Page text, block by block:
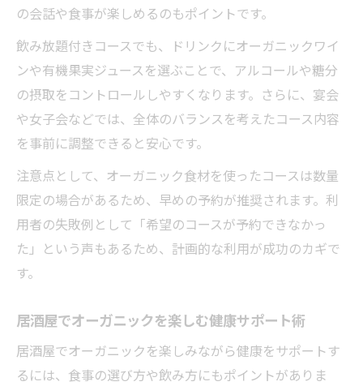
の会話や食事が楽しめるのもポイントです。
飲み放題付きコースでも、ドリンクにオーガニックワイ
ンや有機果実ジュースを選ぶことで、アルコールや糖分
の摂取をコントロールしやすくなります。さらに、宴会
や女子会などでは、全体のバランスを考えたコース内容
を事前に調整できると安心です。
注意点として、オーガニック食材を使ったコースは数量
限定の場合があるため、早めの予約が推奨されます。利
用者の失敗例として「希望のコースが予約できなかっ
た」という声もあるため、計画的な利用が成功のカギで
す。
居酒屋でオーガニックを楽しむ健康サポート術
居酒屋でオーガニックを楽しみながら健康をサポートす
るには、食事の選び方や飲み方にもポイントがありま